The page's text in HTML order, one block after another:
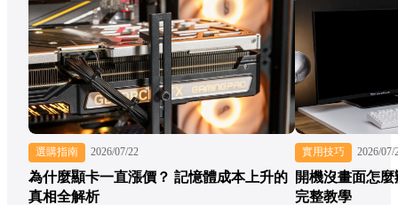
選購指南 2026/07/22
為什麼顯卡一直漲價？ 記憶體成本上升的
真相全解析
實用技巧 2026/07/
開機沒畫面怎
完整教學